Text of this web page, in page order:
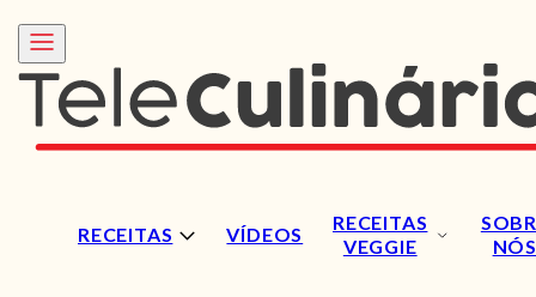
RECEITAS VÍDEOS
RECEITAS
VEGGIE
NÓS